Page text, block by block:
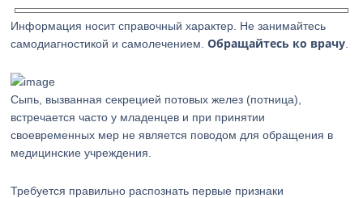
Информация носит справочный характер. Не занимайтесь
самодиагностикой и самолечением.Обращайтесь ко врачу
Сыпь, вызванная секрецией потовых желез (потница),
встречается часто у младенцев и при принятии
своевременных мер не является поводом для обращения в
медицинские учреждения.
Требуется правильно распознать первые признаки